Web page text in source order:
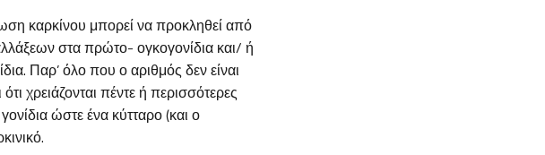
καρκίνου μπορεί να προκληθεί από
στα πρώτο- ογκογονίδια και/ ή
Παρ’ όλο που ο αριθμός δεν είναι
χρειάζονται πέντε ή περισσότερες
ώστε ένα κύτταρο (και ο